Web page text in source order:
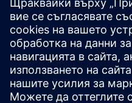
Изтеглете
версия
Valor CAM350 версия 15.2
Изтеглете от центъра за